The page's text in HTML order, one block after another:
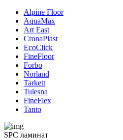
Alpine Floor
AquaMax
Art East
CronaPlast
EcoClick
FineFloor
Fоrbo
Norland
Tarkett
Tulesna
FineFlex
Tanto
SPC ламинат